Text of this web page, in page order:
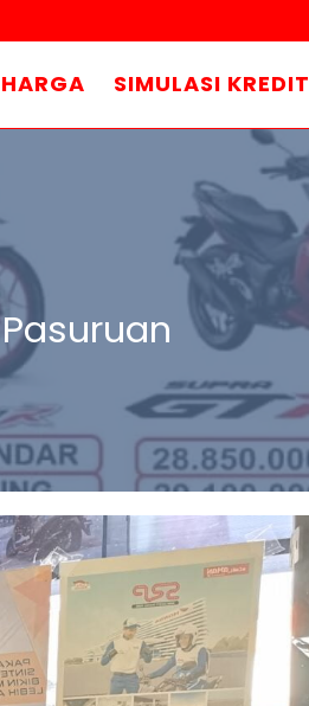
SIMULASI KREDIT